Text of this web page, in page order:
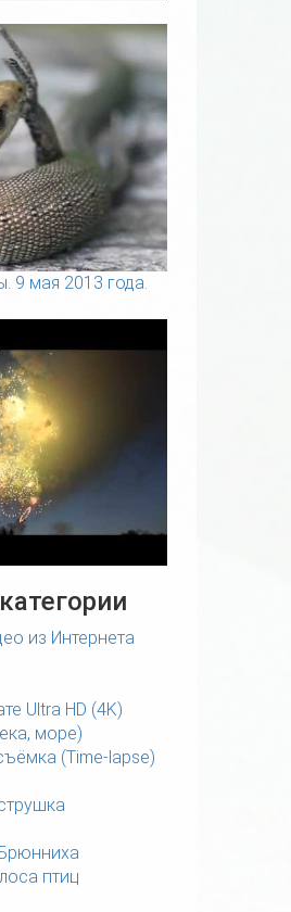
9 мая 2013 года.
из Интернета
Ultra HD (4K)
море)
(Time-lapse)
птиц